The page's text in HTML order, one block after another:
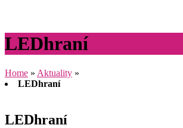
LEDhraní
Home » Aktuality »
LEDhraní
LEDhraní